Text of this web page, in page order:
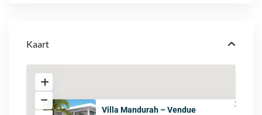
Kaart
Villa Mandurah – Vendue